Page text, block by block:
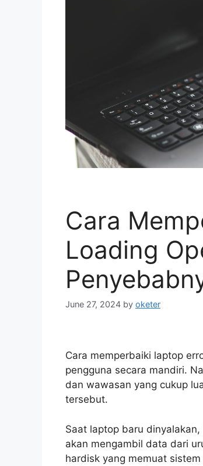
Cara
Loading
June 27, 2024 by oketer
Cara memperbaiki laptop
pengguna secara mandiri.
dan wawasan yang cukup
tersebut.
Saat laptop baru
akan mengambil data dari
hardisk yang memuat